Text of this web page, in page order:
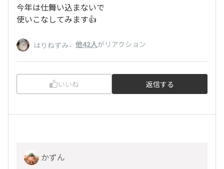
今年は仕舞い込まないで
使いこなしてみます👍
はりねずみ、 他42人がリアクション
いいね 返信する
かずん